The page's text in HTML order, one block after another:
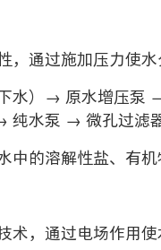
通过施加压力使
水）→ 原水增压
水泵 → 微孔过滤
的溶解性盐、有
，通过电场作用